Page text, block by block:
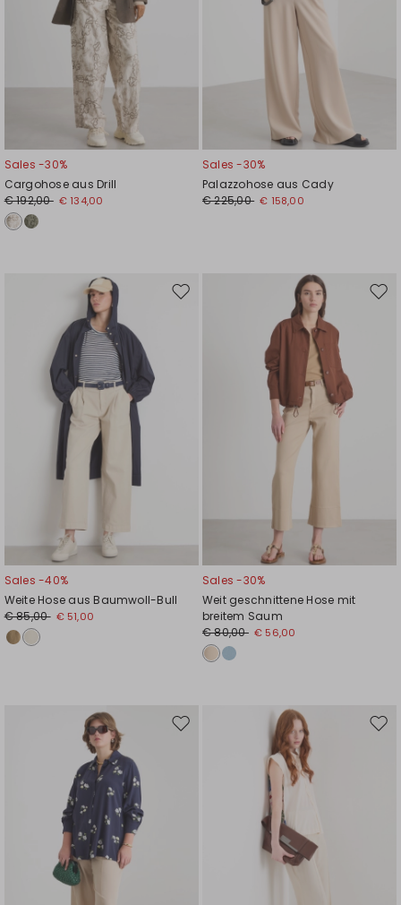
Sales -30%
Cargohose aus Drill
€ 192,00 € 134,00
Sales -30%
Palazzohose aus Cady
€ 225,00 € 158,00
Auf
Sales -40%
Weite Hose aus Baumwoll-Bull
€ 85,00 € 51,00
Auf
Sales -30%
Weit geschnittene Hose mit
breitem Saum
€ 80,00 € 56,00
Auf
Auf